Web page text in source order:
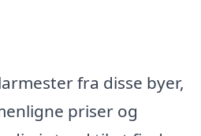
fra disse byer,
priser og